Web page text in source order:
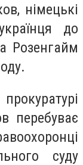
німецькі
до
Розенгайм
перебуває
суду